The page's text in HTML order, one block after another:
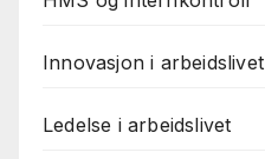
Innovasjon i arbeidslivet
Ledelse i arbeidslivet